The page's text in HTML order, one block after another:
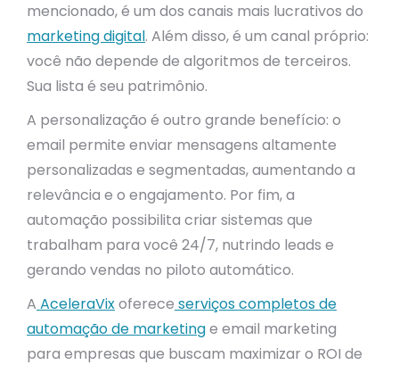
mencionado, é um dos canais mais lucrativos do
marketing digital. Além disso, é um canal próprio:
você não depende de algoritmos de terceiros.
Sua lista é seu patrimônio.
A personalização é outro grande benefício: o
email permite enviar mensagens altamente
personalizadas e segmentadas, aumentando a
relevância e o engajamento. Por fim, a
automação possibilita criar sistemas que
trabalham para você 24/7, nutrindo leads e
gerando vendas no piloto automático.
A AceleraVixoferece serviços completos de
automação de marketinge email marketing
para empresas que buscam maximizar o ROI de